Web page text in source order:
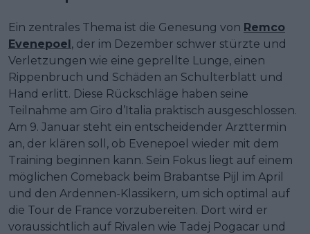
Ein zentrales Thema ist die Genesung von Remco
Evenepoel, der im Dezember schwer stürzte und
Verletzungen wie eine geprellte Lunge, einen
Rippenbruch und Schäden an Schulterblatt und
Hand erlitt. Diese Rückschläge haben seine
Teilnahme am Giro d’Italia praktisch ausgeschlossen.
Am 9. Januar steht ein entscheidender Arzttermin
an, der klären soll, ob Evenepoel wieder mit dem
Training beginnen kann. Sein Fokus liegt auf einem
möglichen Comeback beim Brabantse Pijl im April
und den Ardennen-Klassikern, um sich optimal auf
die Tour de France vorzubereiten. Dort wird er
voraussichtlich auf Rivalen wie Tadej Pogacar und